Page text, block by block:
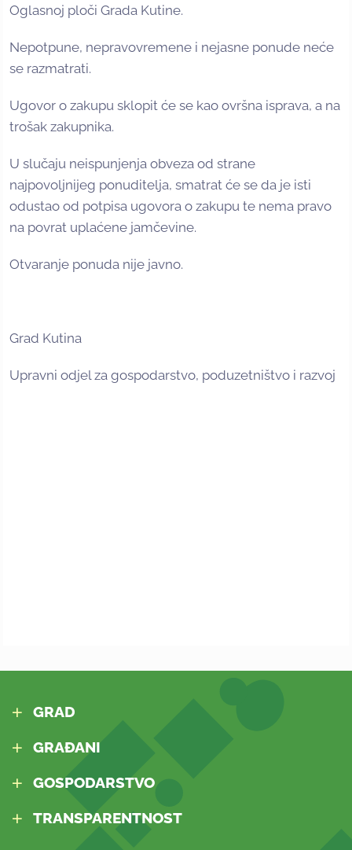
Oglasnoj ploči Grada Kutine.
Nepotpune, nepravovremene i nejasne ponude neće
se razmatrati.
Ugovor o zakupu sklopit će se kao ovršna isprava, a na
trošak zakupnika.
U slučaju neispunjenja obveza od strane
najpovoljnijeg ponuditelja, smatrat će se da je isti
odustao od potpisa ugovora o zakupu te nema pravo
na povrat uplaćene jamčevine.
Otvaranje ponuda nije javno.
Grad Kutina
Upravni odjel za gospodarstvo, poduzetništvo i razvoj
GRAD
GRAĐANI
GOSPODARSTVO
TRANSPARENTNOST